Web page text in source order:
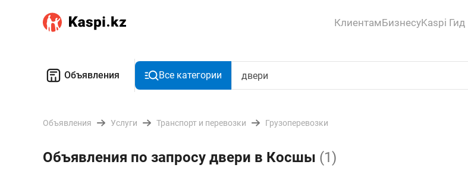
КлиентамБизнесуKaspi Гид
Объявления Все категории
Объявления Услуги Транспорт и перевозки Грузоперевозки
Объявления по запросу двери в Косшы (1)